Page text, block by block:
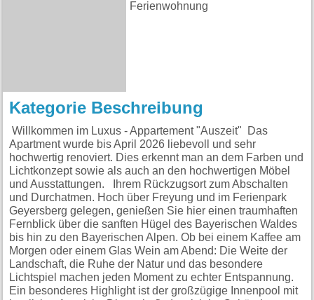
Ferienwohnung
Kategorie Beschreibung
Willkommen im Luxus - Appartement "Auszeit" Das
Apartment wurde bis April 2026 liebevoll und sehr
hochwertig renoviert. Dies erkennt man an dem Farben und
Lichtkonzept sowie als auch an den hochwertigen Möbel
und Ausstattungen. Ihrem Rückzugsort zum Abschalten
und Durchatmen. Hoch über Freyung und im Ferienpark
Geyersberg gelegen, genießen Sie hier einen traumhaften
Fernblick über die sanften Hügel des Bayerischen Waldes
bis hin zu den Bayerischen Alpen. Ob bei einem Kaffee am
Morgen oder einem Glas Wein am Abend: Die Weite der
Landschaft, die Ruhe der Natur und das besondere
Lichtspiel machen jeden Moment zu echter Entspannung.
Ein besonderes Highlight ist der großzügige Innenpool mit